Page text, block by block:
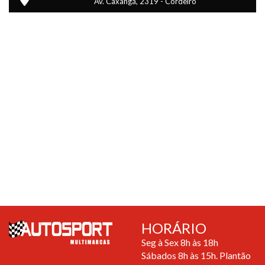
HORÁRIO
Seg à Sex 8h às 18h
Sábados 8h às 15h. Plantão